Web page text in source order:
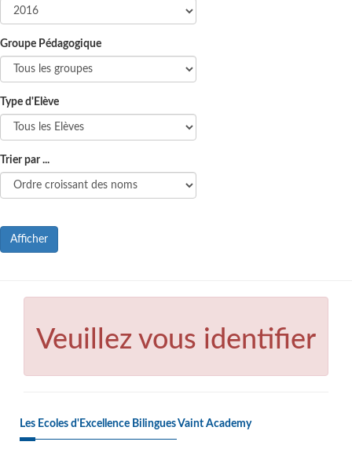
Groupe Pédagogique
Type d'Elève
Trier par ...
Afficher
Veuillez vous identifier
Les Ecoles d'Excellence Bilingues Vaint Academy